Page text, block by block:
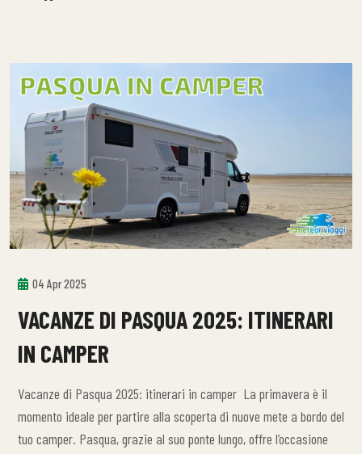
04 Apr 2025
VACANZE DI PASQUA 2025: ITINERARI
IN CAMPER
Vacanze di Pasqua 2025: itinerari in camper La primavera è il
momento ideale per partire alla scoperta di nuove mete a bordo del
tuo camper. Pasqua, grazie al suo ponte lungo, offre l’occasione